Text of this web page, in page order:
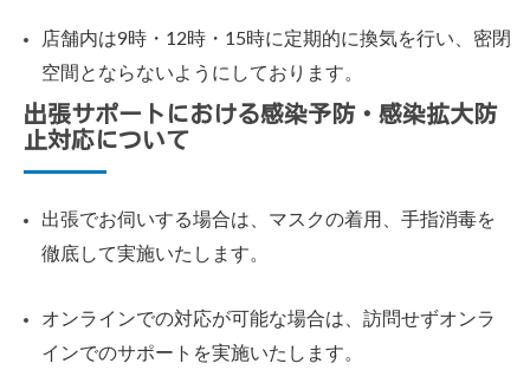
店舗内は9時・12時・15時に定期的に換気を行い、密閉
空間とならないようにしております。
出張サポートにおける感染予防・感染拡大防
止対応について
出張でお伺いする場合は、マスクの着用、手指消毒を
徹底して実施いたします。
オンラインでの対応が可能な場合は、訪問せずオンラ
インでのサポートを実施いたします。